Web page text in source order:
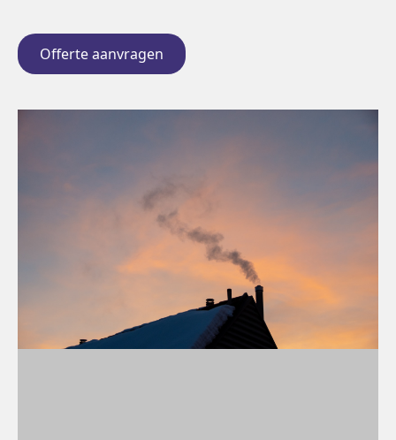
Offerte aanvragen